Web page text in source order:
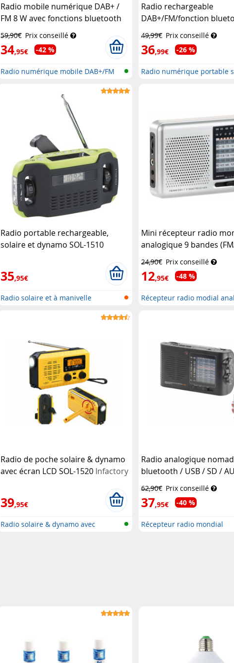
Radio mobile numérique DAB+ /
FM 8 W avec fonctions bluetooth
5.0 et réveil DOR-215
59,90€ Prix conseillé
34,95€ -42 %
Radio numérique mobile DAB+/FM
Radio rechargeable
DAB+/FM/fonction
49,99€ Prix conseillé
36,99€ -26 %
Radio numérique portable
Radio portable rechargeable,
solaire et dynamo SOL-1510
35,95€
Radio solaire et à manivelle
Mini récepteur radio
analogique 9 bandes
24,90€ Prix conseillé
12,95€ -48 %
Récepteur radio modial
Radio de poche solaire & dynamo
avec écran LCD SOL-1520 Infactory
39,95€
Radio solaire & dynamo avec
Radio analogique
bluetooth / USB / SD /
62,90€ Prix conseillé
37,95€ -40 %
Récepteur radio mondial